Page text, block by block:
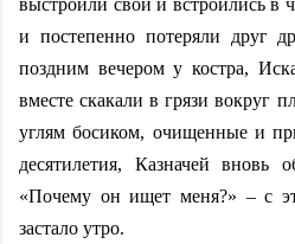
и постепенно потеряли друг
поздним вечером у костра,
вместе скакали в грязи вокруг
углям босиком, очищенные и
десятилетия, Казначей вновь
«Почему он ищет меня?» – с
застало утро.